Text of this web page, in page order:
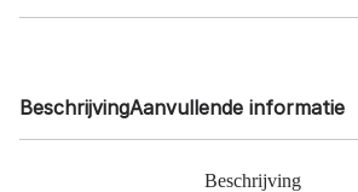
BeschrijvingAanvullende informatie
Beschrijving